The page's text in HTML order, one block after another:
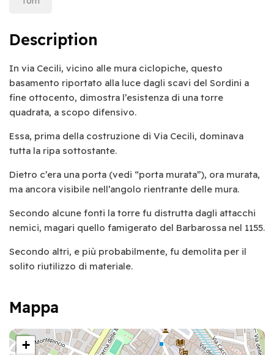
Description
In via Cecili, vicino alle mura ciclopiche, questo
basamento riportato alla luce dagli scavi del Sordini a
fine ottocento, dimostra l’esistenza di una torre
quadrata, a scopo difensivo.
Essa, prima della costruzione di Via Cecili, dominava
tutta la ripa sottostante.
Dietro c’era una porta (vedi “porta murata”), ora murata,
ma ancora visibile nell’angolo rientrante delle mura.
Secondo alcune fonti la torre fu distrutta dagli attacchi
nemici, magari quello famigerato del Barbarossa nel 1155.
Secondo altri, e più probabilmente, fu demolita per il
solito riutilizzo di materiale.
Mappa
+